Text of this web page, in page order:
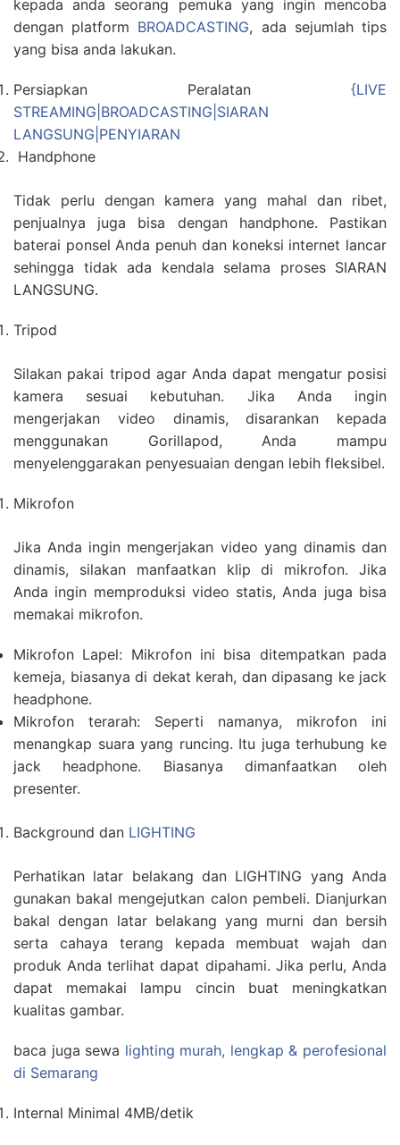
kepada anda seorang pemuka yang ingin mencoba
dengan platform BROADCASTING, ada sejumlah tips
yang bisa anda lakukan.
Persiapkan Peralatan {LIVE
STREAMING|BROADCASTING|SIARAN
LANGSUNG|PENYIARAN
Handphone
Tidak perlu dengan kamera yang mahal dan ribet,
penjualnya juga bisa dengan handphone. Pastikan
baterai ponsel Anda penuh dan koneksi internet lancar
sehingga tidak ada kendala selama proses SIARAN
LANGSUNG.
Tripod
Silakan pakai tripod agar Anda dapat mengatur posisi
kamera sesuai kebutuhan. Jika Anda ingin
mengerjakan video dinamis, disarankan kepada
menggunakan Gorillapod, Anda mampu
menyelenggarakan penyesuaian dengan lebih fleksibel.
Mikrofon
Jika Anda ingin mengerjakan video yang dinamis dan
dinamis, silakan manfaatkan klip di mikrofon. Jika
Anda ingin memproduksi video statis, Anda juga bisa
memakai mikrofon.
Mikrofon Lapel: Mikrofon ini bisa ditempatkan pada
kemeja, biasanya di dekat kerah, dan dipasang ke jack
headphone.
Mikrofon terarah: Seperti namanya, mikrofon ini
menangkap suara yang runcing. Itu juga terhubung ke
jack headphone. Biasanya dimanfaatkan oleh
presenter.
Background dan LIGHTING
Perhatikan latar belakang dan LIGHTING yang Anda
gunakan bakal mengejutkan calon pembeli. Dianjurkan
bakal dengan latar belakang yang murni dan bersih
serta cahaya terang kepada membuat wajah dan
produk Anda terlihat dapat dipahami. Jika perlu, Anda
dapat memakai lampu cincin buat meningkatkan
kualitas gambar.
baca juga sewa lighting murah, lengkap & perofesional
di Semarang
Internal Minimal 4MB/detik